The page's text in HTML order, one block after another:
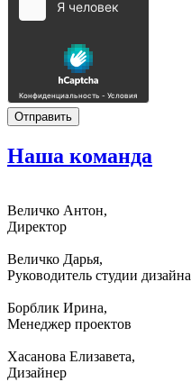
Наша команда
Величко Антон,
Директор
Величко Дарья,
Руководитель студии дизайна
Борблик Ирина,
Менеджер проектов
Хасанова Елизавета,
Дизайнер